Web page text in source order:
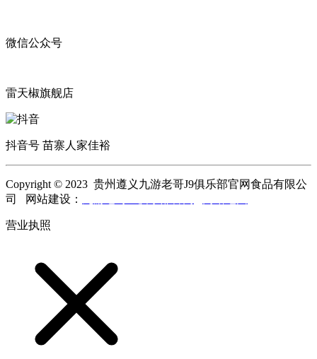
微信公众号
雷天椒旗舰店
抖音号 苗寨人家佳裕
Copyright © 2023 贵州遵义九游老哥J9俱乐部官网食品有限公
司 网站建设：
营业执照